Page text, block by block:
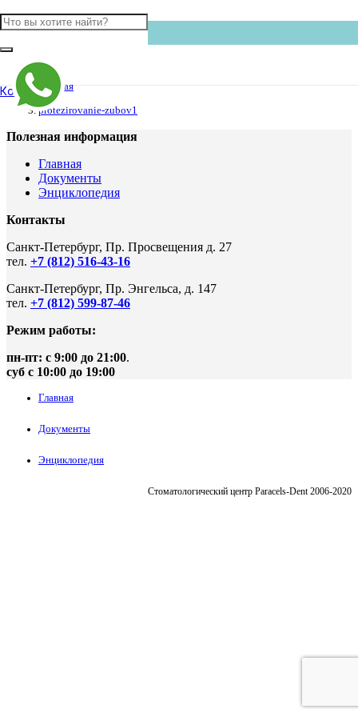
КонтактыГлавная
protezirovanie-zubov1
Полезная информация
Главная
Документы
Энциклопедия
Контакты
Санкт-Петербург, Пр. Просвещения д. 27
тел. +7 (812) 516-43-16
Санкт-Петербург, Пр. Энгельса, д. 147
тел. +7 (812) 599-87-46
Режим работы:
пн-пт: с 9:00 до 21:00.
суб с 10:00 до 19:00
Главная
Документы
Энциклопедия
Стоматологический центр Paracels-Dent 2006-2020